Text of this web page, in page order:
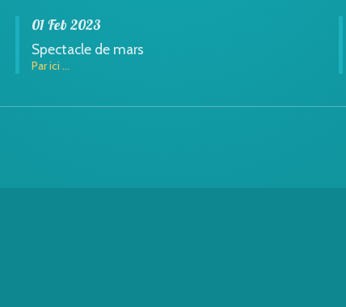
01 Feb 2023
Spectacle de mars
Par ici ...